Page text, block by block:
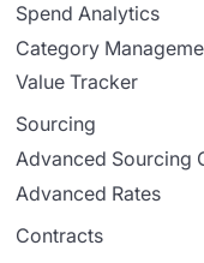
Spend Analytics
Category
Value Tracker
Sourcing
Advanced Sourcing
Advanced Rates
Contracts